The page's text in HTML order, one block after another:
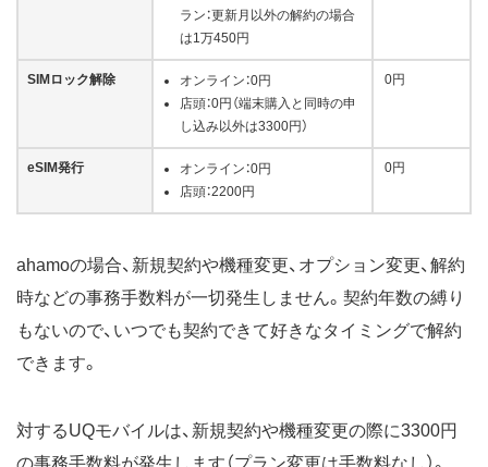
ラン：更新月以外の解約の場合
は1万450円
SIMロック解除
オンライン：0円
店頭：0円（端末購入と同時の申
し込み以外は3300円）
0円
eSIM発行
オンライン：0円
店頭：2200円
0円
ahamoの場合、新規契約や機種変更、オプション変更、解約
時などの事務手数料が一切発生しません。契約年数の縛り
もないので、いつでも契約できて好きなタイミングで解約
できます。
対するUQモバイルは、新規契約や機種変更の際に3300円
の事務手数料が発生します（プラン変更は手数料なし）。